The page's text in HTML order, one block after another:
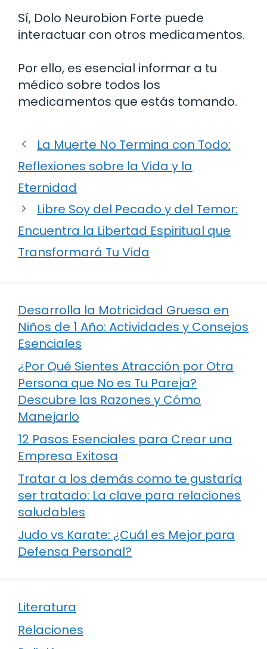
Sí, Dolo Neurobion Forte puede
interactuar con otros medicamentos.
Por ello, es esencial informar a tu
médico sobre todos los
medicamentos que estás tomando.
La Muerte No Termina con Todo:
Reflexiones sobre la Vida y la
Eternidad
Libre Soy del Pecado y del Temor:
Encuentra la Libertad Espiritual que
Transformará Tu Vida
Desarrolla la Motricidad Gruesa en
Niños de 1 Año: Actividades y Consejos
Esenciales
¿Por Qué Sientes Atracción por Otra
Persona que No es Tu Pareja?
Descubre las Razones y Cómo
Manejarlo
12 Pasos Esenciales para Crear una
Empresa Exitosa
Tratar a los demás como te gustaría
ser tratado: La clave para relaciones
saludables
Judo vs Karate: ¿Cuál es Mejor para
Defensa Personal?
Literatura
Relaciones